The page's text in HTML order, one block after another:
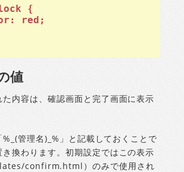
値
内容は、確認画面と完了画面に表示
管理名)_%」と記載しておくことで
換わります。初期設定ではこの表示
confirm.html）のみで使用され